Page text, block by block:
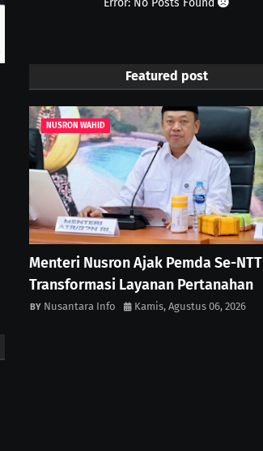
Error: No Posts Found
Featured post
NUSRON WAHID
Menteri Nusron Ajak Pemda Se-NTT
Transformasi Layanan Pertanahan
Nusantara Info Kamis, Agustus 06, 2026